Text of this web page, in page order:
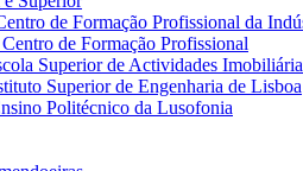
de Formação Profissional da
de Formação Profissional
Superior de Actividades
Superior de Engenharia de Lisboa
Politécnico da Lusofonia